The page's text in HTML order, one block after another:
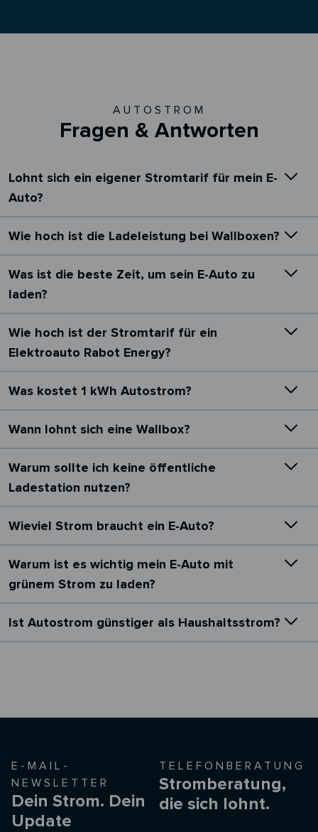
AUTOSTROM
Fragen & Antworten
Lohnt sich ein eigener Stromtarif für mein E-
Auto?
Wie hoch ist die Ladeleistung bei Wallboxen?
Was ist die beste Zeit, um sein E-Auto zu
laden?
Wie hoch ist der Stromtarif für ein
Elektroauto Rabot Energy?
Was kostet 1 kWh Autostrom?
Wann lohnt sich eine Wallbox?
Warum sollte ich keine öffentliche
Ladestation nutzen?
Wieviel Strom braucht ein E-Auto?
Warum ist es wichtig mein E-Auto mit
grünem Strom zu laden?
Ist Autostrom günstiger als Haushaltsstrom?
E-MAIL-
NEWSLETTER
Dein Strom. Dein
Update
TELEFONBERATUNG
Stromberatung,
die sich lohnt.